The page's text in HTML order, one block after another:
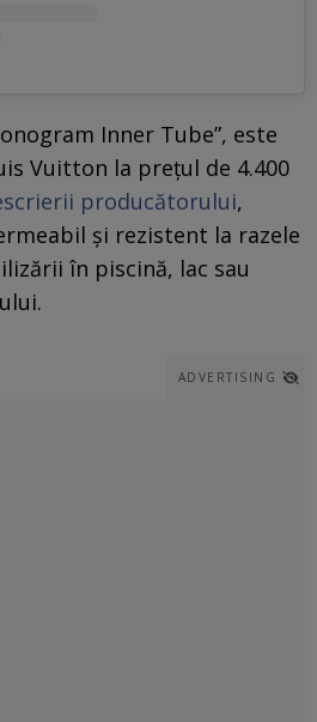
Inner Tube”, este
Vuitton la prețul de 4.400
producătorului,
și rezistent la razele
în piscină, lac sau
ADVERTISING